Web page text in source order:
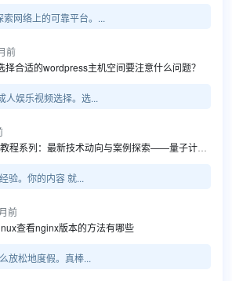
网络上的可靠平台。...
前
择合适的wordpress主机空间要注意什么问题？
人娱乐视频选择。选...
向与案例探索——量子计算商业应用揭秘 该教程将深入探索最新技术动态，重点关注量子计算技术在商业领域的应用，结合具体案例阐述其背景、起因、经过和结果。同时，强调技术文档和运维文档的重要性，揭示它们在新技术发展和行业标准...
验。你的内容 就...
前
查看nginx版本的方法有哪些
放松地度假。真棒...